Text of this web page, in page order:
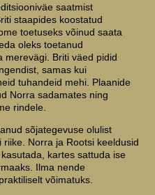
saatmist
staapides koostatud
toetuseks võinud saata
oleks toetanud
merevägi. Briti väed pidid
samas kui
tuhandeid mehi. Plaanide
Norra sadamates ning
rindele.
sõjategevuse olulist
Norra ja Rootsi keeldusid
kartes sattuda ise
Ilma nende
võimatuks.